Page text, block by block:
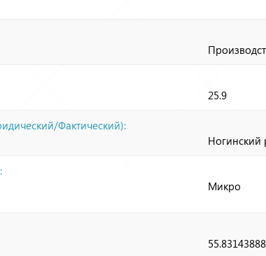
25.9
Фактический):
Ногинский
Микро